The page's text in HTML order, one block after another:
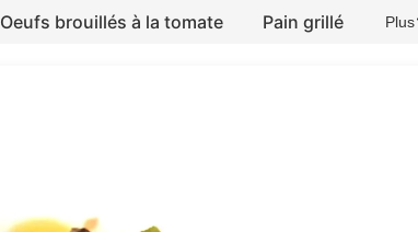
Oeufs brouillés à la tomate Pain grillé Plus